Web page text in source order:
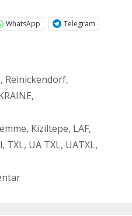
WhatsApp
Telegram
, Reinickendorf,
,
, Kiziltepe, LAF,
, TXL, UA TXL, UATXL,